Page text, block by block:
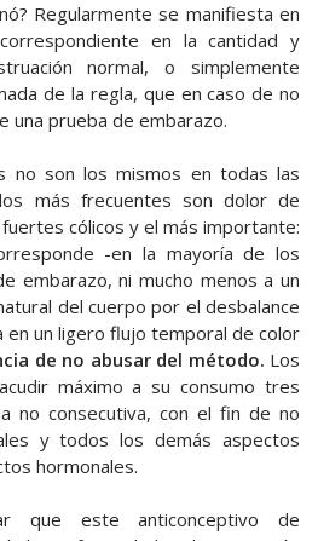
Regularmente se manifiesta en
en la cantidad y
normal, o simplemente
de la regla, que en caso de no
una prueba de embarazo.
no son los mismos en todas las
más frecuentes son dolor de
cólicos y el más importante:
-en la mayoría de los
embarazo, ni mucho menos a un
del cuerpo por el desbalance
en un ligero flujo temporal de color
de no abusar del método. Los
máximo a su consumo tres
no consecutiva, con el fin de no
y todos los demás aspectos
hormonales.
que este anticonceptivo de